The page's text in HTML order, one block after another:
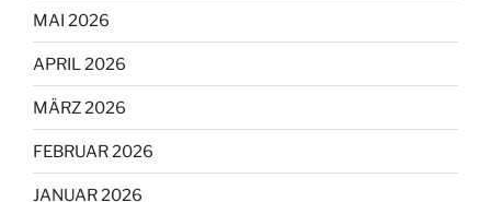
MAI 2026
APRIL 2026
MÄRZ 2026
FEBRUAR 2026
JANUAR 2026